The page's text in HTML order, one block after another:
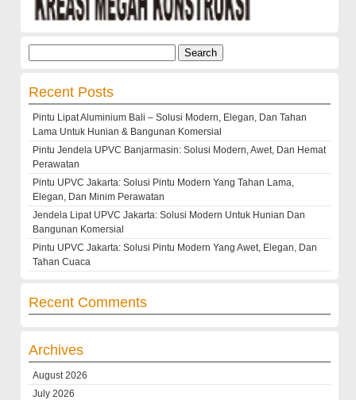
Recent Posts
Pintu Lipat Aluminium Bali – Solusi Modern, Elegan, Dan Tahan
Lama Untuk Hunian & Bangunan Komersial
Pintu Jendela UPVC Banjarmasin: Solusi Modern, Awet, Dan Hemat
Perawatan
Pintu UPVC Jakarta: Solusi Pintu Modern Yang Tahan Lama,
Elegan, Dan Minim Perawatan
Jendela Lipat UPVC Jakarta: Solusi Modern Untuk Hunian Dan
Bangunan Komersial
Pintu UPVC Jakarta: Solusi Pintu Modern Yang Awet, Elegan, Dan
Tahan Cuaca
Recent Comments
Archives
August 2026
July 2026